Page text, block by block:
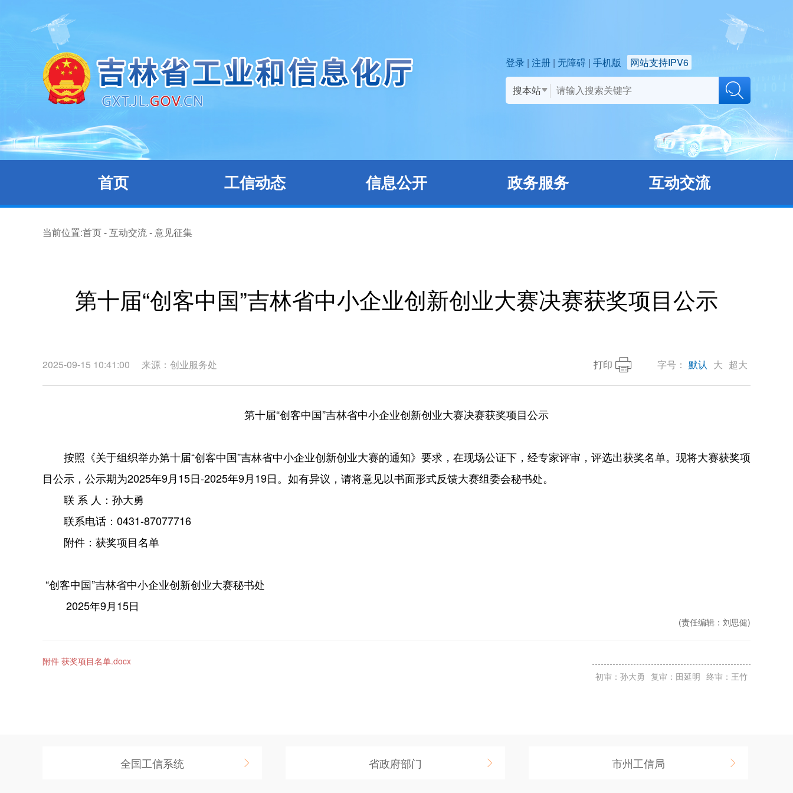
登录 注册 无障碍 手机版 网站支持IPV6
搜本站
首页 工信动态 信息公开 政务服务 互动交流
当前位置:首页-互动交流-意见征集
第十届“创客中国”吉林省中小企业创新创业大赛决赛获奖项目公示
2025-09-15 10:41:00 来源： 创业服务处 打印 字号： 默认 大 超大
第十届“创客中国”吉林省中小企业创新创业大赛决赛获奖项目公示
按照《关于组织举办第十届“创客中国”吉林省中小企业创新创业大赛的通知》要求，在现场公证下，经专家评审，评选出获奖名单。现将大赛获奖项
目公示，公示期为2025年9月15日-2025年9月19日。如有异议，请将意见以书面形式反馈大赛组委会秘书处。
联 系 人：孙大勇
联系电话：0431-87077716
附件：获奖项目名单
“创客中国”吉林省中小企业创新创业大赛秘书处
2025年9月15日
(责任编辑： 刘思健)
附件 获奖项目名单.docx
初审：孙大勇 复审：田延明 终审：王竹
全国工信系统 省政府部门 市州工信局